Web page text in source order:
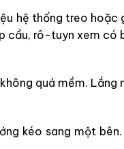
hệ thống treo hoặc
cầu, rô-tuyn xem có
quá mềm.
kéo sang một